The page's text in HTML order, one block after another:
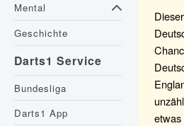
etwas
Mental
Geschichte
Darts1 Service
Bundesliga
Darts1 App